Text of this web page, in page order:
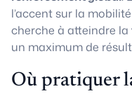
l’accent sur la
cherche à atteindre la
un maximum de
Où pratiquer